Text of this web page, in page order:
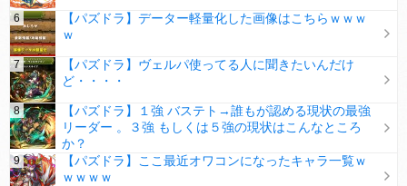
【パズドラ】データー軽量化した画像はこちらｗｗｗ
ｗ
【パズドラ】ヴェルパ使ってる人に聞きたいんだけ
ど・・・・
【パズドラ】１強 バステト→誰もが認める現状の最強
リーダー 。３強 もしくは５強の現状はこんなところ
か？
【パズドラ】ここ最近オワコンになったキャラ一覧ｗ
ｗｗｗｗ